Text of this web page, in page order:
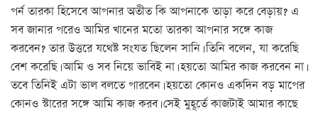
পর্ন তারকা হিসেবে আপনার অতীত কি আপনাকে তাড়া করে বেড়ায়? এ
সব জানার পরেও আমির খানের মতো তারকা আপনার সঙ্গে কাজ
করবেন? তার উত্তরে যথেষ্ট সংযত ছিলেন সানি। তিনি বলেন, যা করেছি
বেশ করেছি। আমি ও সব নিয়ে ভাবিই না। হয়তো আমির কাজ করবেন না।
তবে তিনিই এটা ভাল বলতে পারবেন। হয়তো কোনও একদিন বড় মাপের
কোনও স্টারের সঙ্গে আমি কাজ করব। সেই মুহূর্তে কাজটাই আমার কাছে